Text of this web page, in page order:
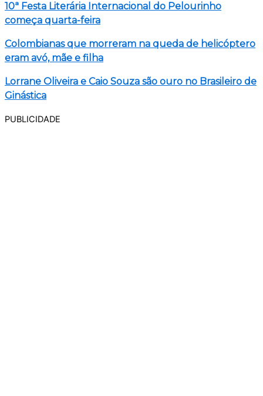
10ª Festa Literária Internacional do Pelourinho
começa quarta-feira
Colombianas que morreram na queda de helicóptero
eram avó, mãe e filha
Lorrane Oliveira e Caio Souza são ouro no Brasileiro de
Ginástica
PUBLICIDADE